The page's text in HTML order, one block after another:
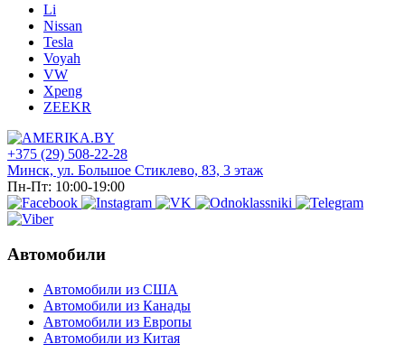
Li
Nissan
Tesla
Voyah
VW
Xpeng
ZEEKR
+375 (29) 508-22-28
Минск, ул. Большое Стиклево, 83, 3 этаж
Пн-Пт: 10:00-19:00
Автомобили
Автомобили из США
Автомобили из Канады
Автомобили из Европы
Автомобили из Китая